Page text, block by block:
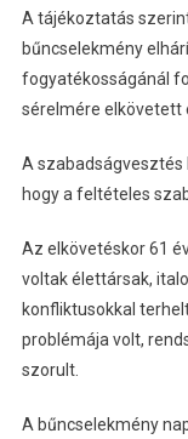
A tájékoztatás
bűncselekmény
fogyatékosságánál
sérelmére elkövetett
A
hogy a feltételes
Az elkövetéskor 61
voltak élettársak,
konfliktusokkal
problémája volt,
szorult.
A bűncselekmény